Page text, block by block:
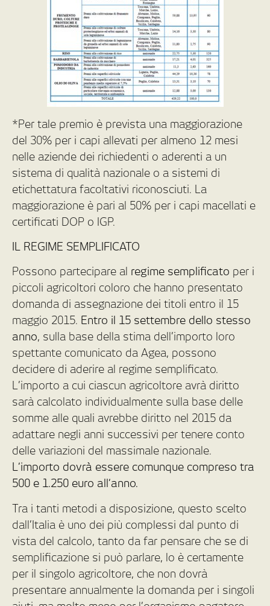
*Per tale premio è prevista una maggiorazione
del 30% per i capi allevati per almeno 12 mesi
nelle aziende dei richiedenti o aderenti a un
sistema di qualità nazionale o a sistemi di
etichettatura facoltativi riconosciuti. La
maggiorazione è pari al 50% per i capi macellati e
certificati DOP o IGP.
IL REGIME SEMPLIFICATO
Possono partecipare al regime semplificato per i
piccoli agricoltori coloro che hanno presentato
domanda di assegnazione dei titoli entro il 15
maggio 2015. Entro il 15 settembre dello stesso
anno, sulla base della stima dell’importo loro
spettante comunicato da Agea, possono
decidere di aderire al regime semplificato.
L’importo a cui ciascun agricoltore avrà diritto
sarà calcolato individualmente sulla base delle
somme alle quali avrebbe diritto nel 2015 da
adattare negli anni successivi per tenere conto
delle variazioni del massimale nazionale.
L’importo dovrà essere comunque compreso tra
500 e 1.250 euro all’anno.
Tra i tanti metodi a disposizione, questo scelto
dall’Italia è uno dei più complessi dal punto di
vista del calcolo, tanto da far pensare che se di
semplificazione si può parlare, lo è certamente
per il singolo agricoltore, che non dovrà
presentare annualmente la domanda per i singoli